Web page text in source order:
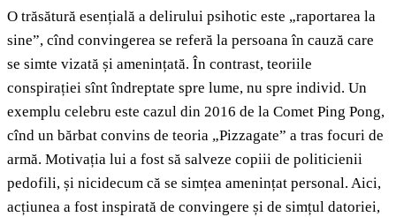
O trăsătură esențială a delirului psihotic este „raportarea la
sine”, cînd convingerea se referă la persoana în cauză care
se simte vizată și amenințată. În contrast, teoriile
conspirației sînt îndreptate spre lume, nu spre individ. Un
exemplu celebru este cazul din 2016 de la Comet Ping Pong,
cînd un bărbat convins de teoria „Pizzagate” a tras focuri de
armă. Motivația lui a fost să salveze copiii de politicienii
pedofili, și nicidecum că se simțea amenințat personal. Aici,
acțiunea a fost inspirată de convingere și de simțul datoriei,